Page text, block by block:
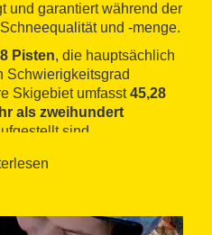
und garantiert während der
und -menge.
Pisten, die hauptsächlich
Schwierigkeitsgrad
Skigebiet umfasst45,28
als zweihundert
sind.
, dieSorge um die